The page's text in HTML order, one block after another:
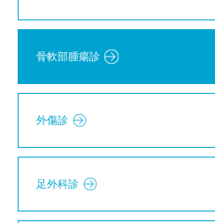
骨軟部腫瘍診
外傷診
足外科診